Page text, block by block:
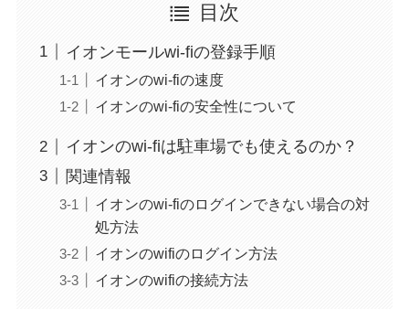
目次
イオンモールwi-fiの登録手順
イオンのwi-fiの速度
イオンのwi-fiの安全性について
イオンのwi-fiは駐車場でも使えるのか？
関連情報
イオンのwi-fiのログインできない場合の対
処方法
イオンのwifiのログイン方法
イオンのwifiの接続方法